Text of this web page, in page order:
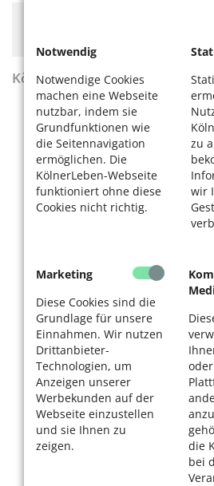
Notwendig
Notwendige Cookies
machen eine Webseite
nutzbar, indem sie
Grundfunktionen wie
die Seitennavigation
ermöglichen. Die
KölnerLeben-Webseite
funktioniert ohne diese
Cookies nicht richtig.
zu
wir
Marketing
Diese Cookies sind die
Grundlage für unsere
Einnahmen. Wir nutzen
Drittanbieter-
Technologien, um
Anzeigen unserer
Werbekunden auf der
Webseite einzustellen
und sie Ihnen zu
zeigen.
die
bei
Hier könnte Werbung stehen, mit
KölnerLeben Sommer 2026